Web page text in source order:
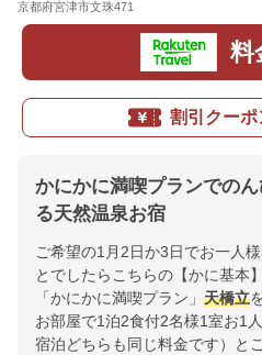
京都府宮津市文珠471
料
割引クーポ
かにかに満喫プランでの
る天然温泉お宿
ご希望の1月2日か3日でお一人
とでしたらこちらの【かに基本
「かにかに満喫プラン」 天橋立
お部屋で1泊2食付2名様1室お1
宿泊どちらも同じ料金です）と